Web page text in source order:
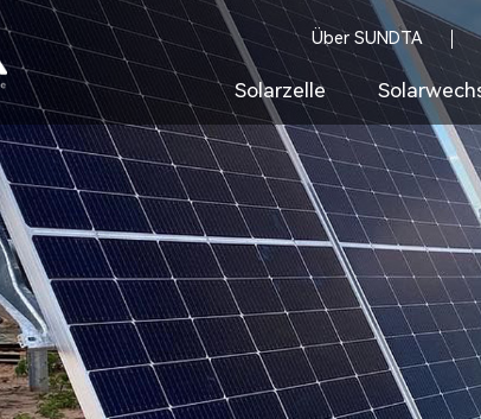
Über SUNDTA
Solarzelle